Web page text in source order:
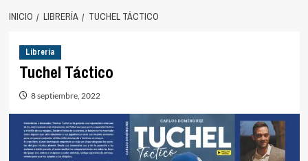
INICIO LIBRERÍA TUCHEL TÁCTICO
Librería
Tuchel Táctico
8 septiembre, 2022